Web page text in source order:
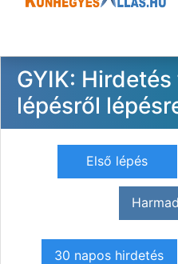
GYIK:
lépésről
Első lépés
30 napos hirdetés